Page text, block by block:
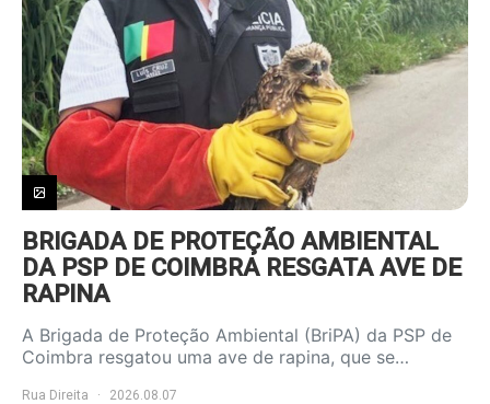
BRIGADA DE PROTEÇÃO AMBIENTAL
DA PSP DE COIMBRA RESGATA AVE DE
RAPINA
A Brigada de Proteção Ambiental (BriPA) da PSP de
Coimbra resgatou uma ave de rapina, que se…
Rua Direita 2026.08.07